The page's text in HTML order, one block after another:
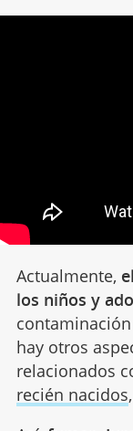
Actualmente,
los niños y
hay otros
relacionados
recién nacidos